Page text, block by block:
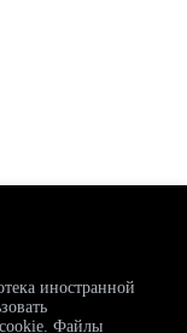
иностранной
Файлы